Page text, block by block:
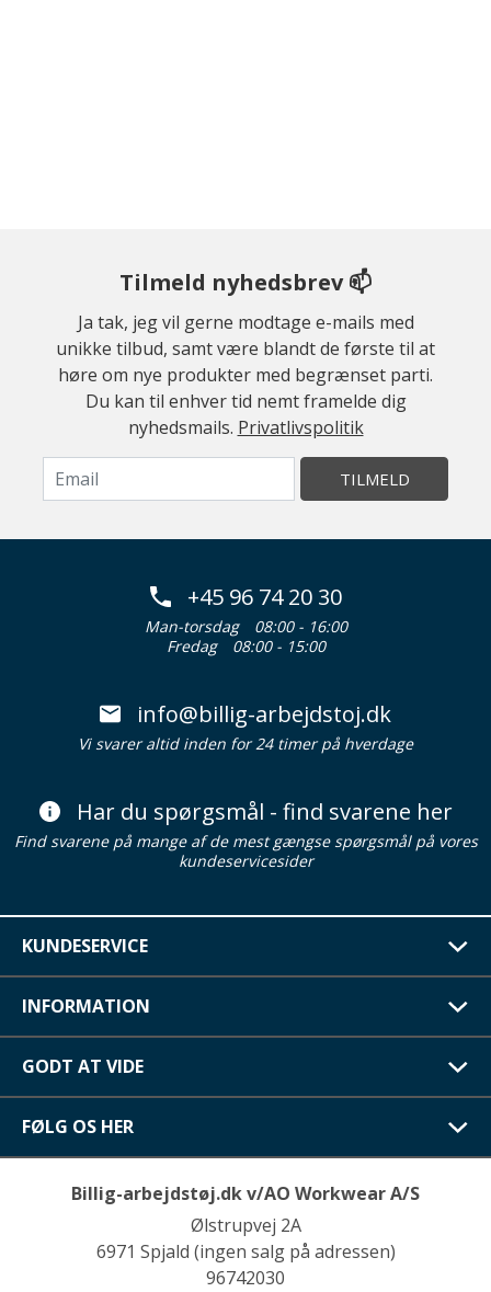
Tilmeld nyhedsbrev 📫
Ja tak, jeg vil gerne modtage e-mails med
unikke tilbud, samt være blandt de første til at
høre om nye produkter med begrænset parti.
Du kan til enhver tid nemt framelde dig
nyhedsmails. Privatlivspolitik
TILMELD
+45 96 74 20 30
Man-torsdag
08:00 - 16:00
Fredag
08:00 - 15:00
info@billig-arbejdstoj.dk
Vi svarer altid inden for 24 timer på hverdage
Har du spørgsmål - find svarene her
Find svarene på mange af de mest gængse spørgsmål på vores
kundeservicesider
KUNDESERVICE
INFORMATION
GODT AT VIDE
FØLG OS HER
Billig-arbejdstøj.dk v/AO Workwear A/S
Ølstrupvej 2A
6971 Spjald (ingen salg på adressen)
96742030